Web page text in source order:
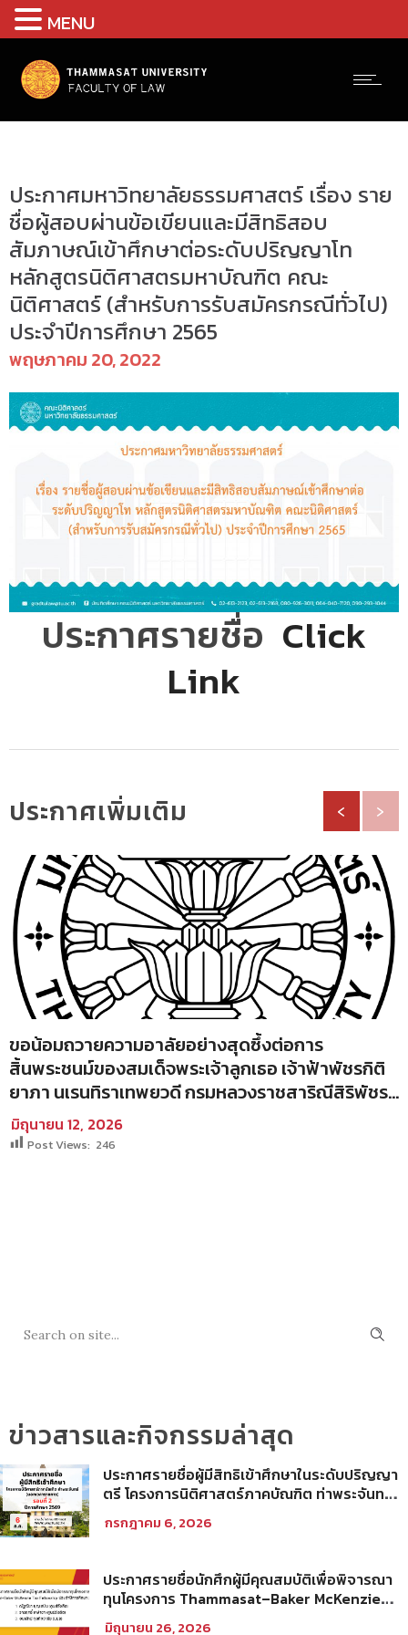
ประกาศมหาวิทยาลัยธรรมศาสตร์ เรื่อง ราย
ชื่อผู้สอบผ่านข้อเขียนและมีสิทธิสอบ
สัมภาษณ์เข้าศึกษาต่อระดับปริญญาโท
หลักสูตรนิติศาสตรมหาบัณฑิต คณะ
นิติศาสตร์ (สำหรับการรับสมัครกรณีทั่วไป)
ประจำปีการศึกษา 2565
พฤษภาคม 20, 2022
ประกาศรายชื่อ Click
Link
ประกาศเพิ่มเติม
ขอน้อมถวายความอาลัยอย่างสุดซึ้งต่อการ
สิ้นพระชนม์ของสมเด็จพระเจ้าลูกเธอ เจ้าฟ้าพัชรกิติ
ยาภา นเรนทิราเทพยวดี กรมหลวงราชสาริณีสิริพัชร
มหาวัชรราชธิดา
มิถุนายน 12, 2026
‹ ›
Post Views: 246
ข่าวสารและกิจกรรมล่าสุด
ประกาศรายชื่อผู้มีสิทธิเข้าศึกษาในระดับปริญญา
ตรี โครงการนิติศาสตร์ภาคบัณฑิต ท่าพระจันทร์
ศึกษา 2569 รอบที่ 2
กรกฎาคม 6, 2026
ประกาศรายชื่อนักศึกผู้มีคุณสมบัติเพื่อพิจารณา
ทุนโครงการ Thammasat–Baker McKenzie
Tax Fellowship ประจำปีการศึกษา 2569
มิถุนายน 26, 2026
MENU